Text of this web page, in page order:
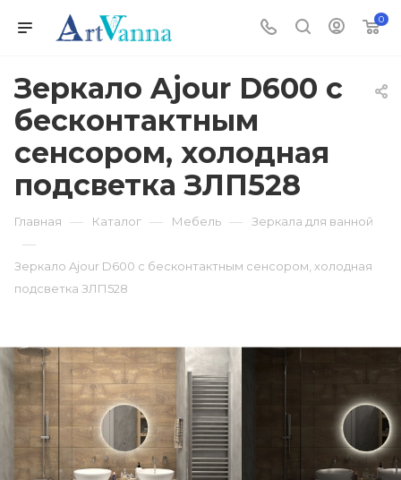
0
Зеркало Ajour D600 с
бесконтактным
сенсором, холодная
подсветка ЗЛП528
Главная — Каталог — Мебель — Зеркала для ванной
—
Зеркало Ajour D600 с бесконтактным сенсором, холодная
подсветка ЗЛП528